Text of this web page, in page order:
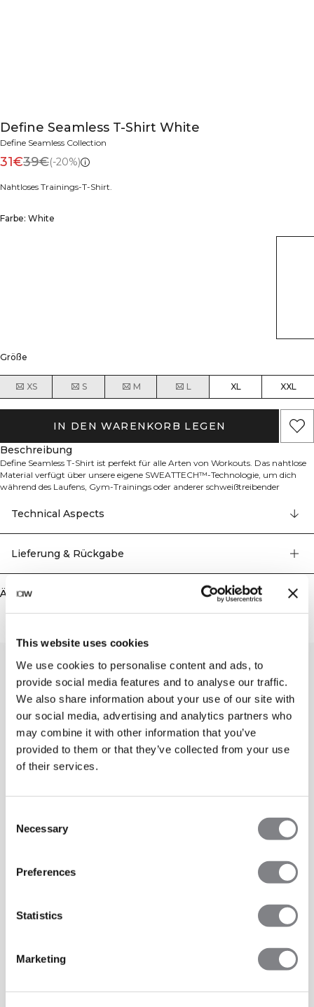
This website uses cookies
We use cookies to personalise content and ads, to
provide social media features and to analyse our traffic.
We also share information about your use of our site with
our social media, advertising and analytics partners who
may combine it with other information that you’ve
provided to them or that they’ve collected from your use
of their services.
Selection
Necessary
Preferences
Statistics
Marketing
Define Seamless T-Shirt White
Define Seamless Collection
31€39€(-20%)
Nahtloses Trainings-T-Shirt.
Farbe: White
Größe
XS S M L XL XXL
IN DEN WARENKORB LEGEN
Beschreibung
Define Seamless T-Shirt ist perfekt für alle Arten von Workouts. Das nahtlose
Material verfügt über unsere eigene SWEATTECH™-Technologie, um dich
während des Laufens, Gym-Trainings oder anderer schweißtreibender
und ein kleines ICIW-Logo. Schmeichelhafte Strickdetails, ICIW reflektierendes
Logo, SWEATTECH™. 94% Recyceltes Nylon, 6% Elastan.
Technical Aspects
Lieferung & Rückgabe
Ähnliche Produkte